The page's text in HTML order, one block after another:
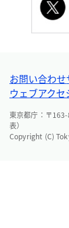
お問い合わせ
ウェブアクセ
東京都庁：〒
表）
Copyright (C)